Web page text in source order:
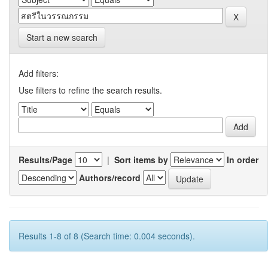
Start a new search
Add filters:
Use filters to refine the search results.
Results/Page | Sort items by
In order
Authors/record
Results 1-8 of 8 (Search time: 0.004 seconds).